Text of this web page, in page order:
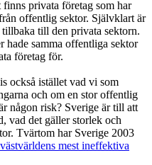
finns privata företag som har
offentlig sektor. Självklart är
till den privata sektorn.
hade samma offentliga sektor
företag för.
också istället vad vi som
och om en stor offentlig
någon risk? Sverige är till att
vad det gäller storlek och
Tvärtom har Sverige 2003
mest ineffektiva